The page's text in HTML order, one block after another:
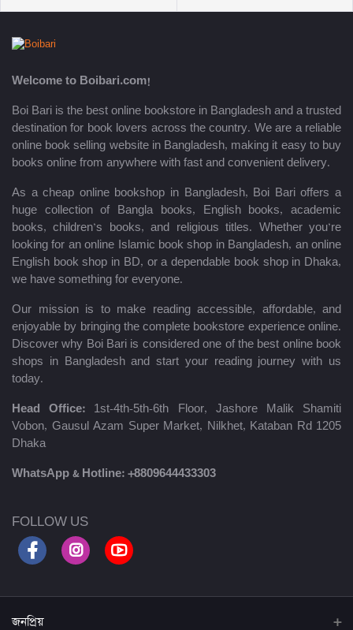
Welcome to Boibari.com!
Boi Bari is the best online bookstore in Bangladesh and a trusted
destination for book lovers across the country. We are a reliable
online book selling website in Bangladesh, making it easy to buy
books online from anywhere with fast and convenient delivery.
As a cheap online bookshop in Bangladesh, Boi Bari offers a
huge collection of Bangla books, English books, academic
books, children’s books, and religious titles. Whether you’re
looking for an online Islamic book shop in Bangladesh, an online
English book shop in BD, or a dependable book shop in Dhaka,
we have something for everyone.
Our mission is to make reading accessible, affordable, and
enjoyable by bringing the complete bookstore experience online.
Discover why Boi Bari is considered one of the best online book
shops in Bangladesh and start your reading journey with us
today.
Head Office: 1st-4th-5th-6th Floor, Jashore Malik Shamiti
Vobon, Gausul Azam Super Market, Nilkhet, Kataban Rd 1205
Dhaka
WhatsApp & Hotline: +8809644433303
FOLLOW US
জনপ্রিয়